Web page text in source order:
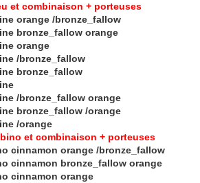
et combinaison + porteuses
orange /bronze_fallow
bronze_fallow orange
orange
/bronze_fallow
bronze_fallow
/bronze_fallow orange
bronze_fallow /orange
/orange
et combinaison + porteuses
cinnamon orange /bronze_fallow
cinnamon bronze_fallow orange
cinnamon orange